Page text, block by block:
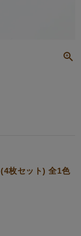
枚セット) 全1色